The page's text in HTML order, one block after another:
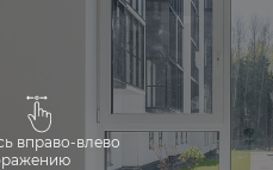
вправо-влево